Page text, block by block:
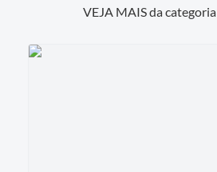
VEJA MAIS da categoria